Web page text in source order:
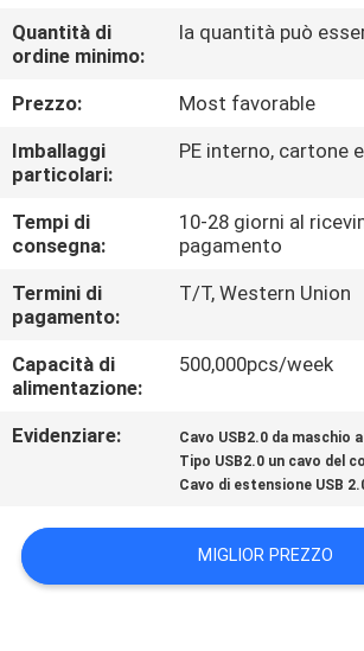
FABBRICA
CONTROLLO
DELLA
QUALITÀ
NOTIZIE
CASI
UN
PREVENTIVO
Quantità di
ordine minimo:
la quantità può
Prezzo:
Most favorable
Imballaggi
particolari:
PE interno, cartone
Tempi di
consegna:
10-28 giorni al
pagamento
Termini di
pagamento:
T/T, Western Union
Capacità di
alimentazione:
500,000pcs/week
Evidenziare: Cavo USB2.0 da maschio
Tipo USB2.0 un cavo del
Cavo di estensione USB
MIGLIOR PREZZO